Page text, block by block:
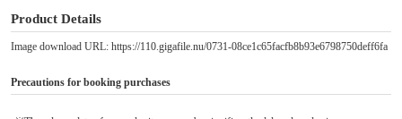
Product Details
Image download URL: https://110.gigafile.nu/0731-08ce1c65facfb8b93e6798750deff6fa
Precautions for booking purchases